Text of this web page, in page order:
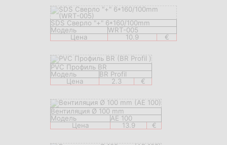
SDS Сверло "+" 6*160/100mm
Модель
WRT-005
Цена
10.9 €
PVC Профиль BR
Модель
BR Profil
Цена
2.3 €
Вентиляция Ø 100 mm
Модель
AE 100
Цена
13.9 €